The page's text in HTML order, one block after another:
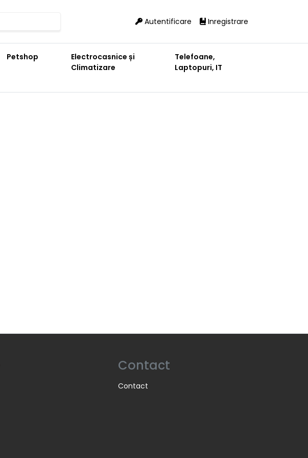
Autentificare Inregistrare
Petshop
Electrocasnice și
Climatizare
Telefoane,
Laptopuri, IT
Contact
Contact